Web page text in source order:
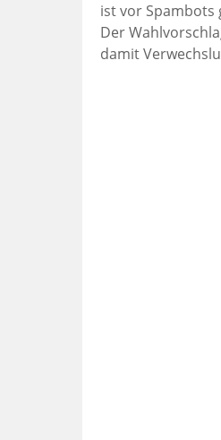
ist vor Spambots
Der
damit